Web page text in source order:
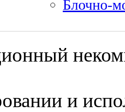
Блочно-
и